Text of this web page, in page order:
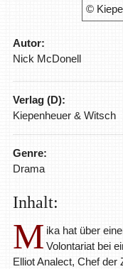
©
Autor:
Nick McDonell
Verlag (D):
Kiepenheuer & Witsch
Genre:
Drama
Inhalt:
M ika hat über
Volontariat bei
Elliot Analect, Chef der